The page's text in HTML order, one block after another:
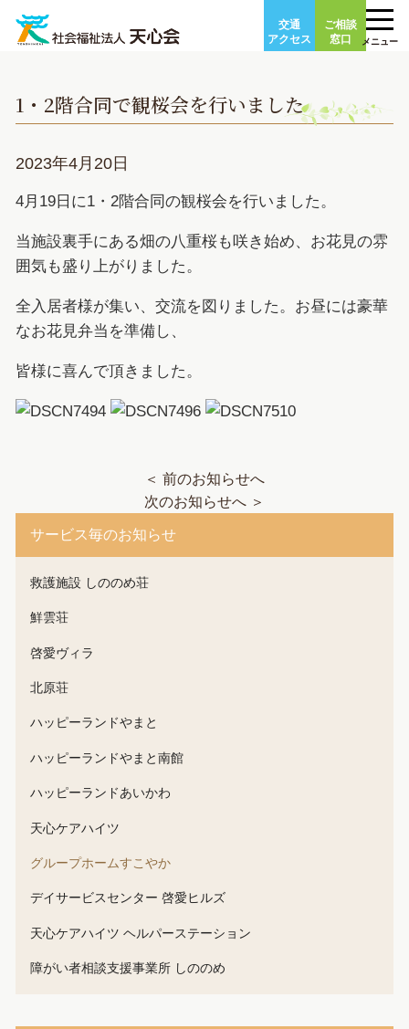
content
交通
アクセス
ご相談
窓口
メニュー
1・2階合同で観桜会を行いました
2023年4月20日
4月19日に1・2階合同の観桜会を行いました。
当施設裏手にある畑の八重桜も咲き始め、お花見の雰
囲気も盛り上がりました。
全入居者様が集い、交流を図りました。お昼には豪華
なお花見弁当を準備し、
皆様に喜んで頂きました。
＜ 前のお知らせへ
次のお知らせへ ＞
サービス毎のお知らせ
救護施設 しののめ荘
鮮雲荘
啓愛ヴィラ
北原荘
ハッピーランドやまと
ハッピーランドやまと南館
ハッピーランドあいかわ
天心ケアハイツ
グループホームすこやか
デイサービスセンター 啓愛ヒルズ
天心ケアハイツ ヘルパーステーション
障がい者相談支援事業所 しののめ